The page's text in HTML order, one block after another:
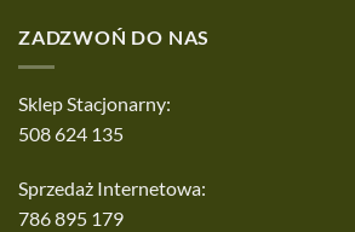
ZADZWOŃ DO NAS
Sklep Stacjonarny:
508 624 135
Sprzedaż Internetowa:
786 895 179